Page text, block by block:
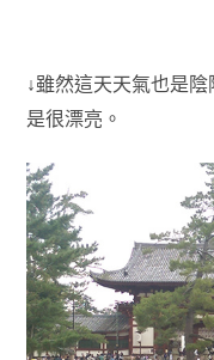
↓雖然這天天氣也是陰
是很漂亮。